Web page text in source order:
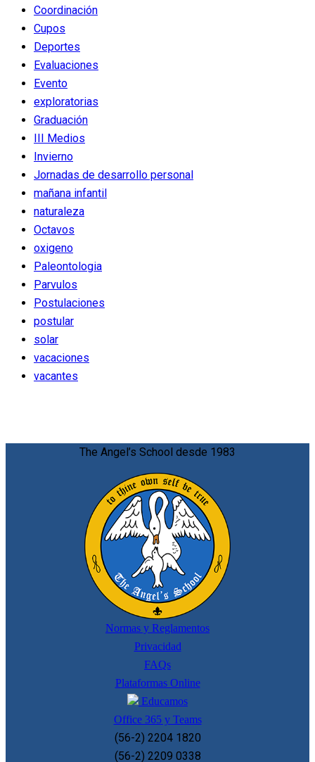
Coordinación
Cupos
Deportes
Evaluaciones
Evento
exploratorias
Graduación
III Medios
Invierno
Jornadas de desarrollo personal
mañana infantil
naturaleza
Octavos
oxigeno
Paleontologia
Parvulos
Postulaciones
postular
solar
vacaciones
vacantes
The Angel’s School desde 1983
Normas y Reglamentos
Privacidad
FAQs
Plataformas Online
Educamos
Office 365 y Teams
(56-2) 2204 1820
(56-2) 2209 0338